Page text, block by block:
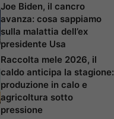
Joe Biden, il cancro
avanza: cosa sappiamo
sulla malattia dell’ex
presidente Usa
Raccolta mele 2026, il
caldo anticipa la stagione:
produzione in calo e
agricoltura sotto
pressione